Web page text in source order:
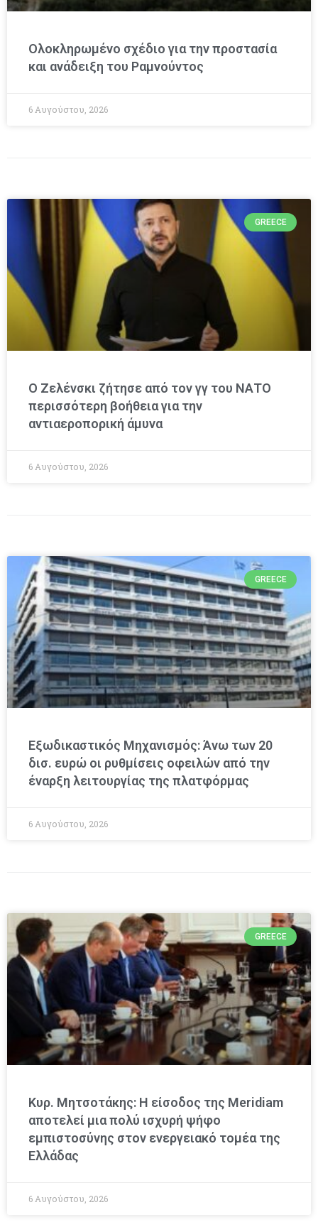
Ολοκληρωμένο σχέδιο για την προστασία
και ανάδειξη του Ραμνούντος
6 Αυγούστου, 2026
GREECE
Ο Ζελένσκι ζήτησε από τον γγ του ΝΑΤΟ
περισσότερη βοήθεια για την
αντιαεροπορική άμυνα
6 Αυγούστου, 2026
GREECE
Εξωδικαστικός Μηχανισμός: Άνω των 20
δισ. ευρώ οι ρυθμίσεις οφειλών από την
έναρξη λειτουργίας της πλατφόρμας
6 Αυγούστου, 2026
GREECE
Κυρ. Μητσοτάκης: Η είσοδος της Meridiam
αποτελεί μια πολύ ισχυρή ψήφο
εμπιστοσύνης στον ενεργειακό τομέα της
Ελλάδας
6 Αυγούστου, 2026